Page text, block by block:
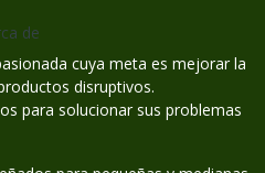
de
cuya meta es mejorar la
disruptivos.
para solucionar sus problemas